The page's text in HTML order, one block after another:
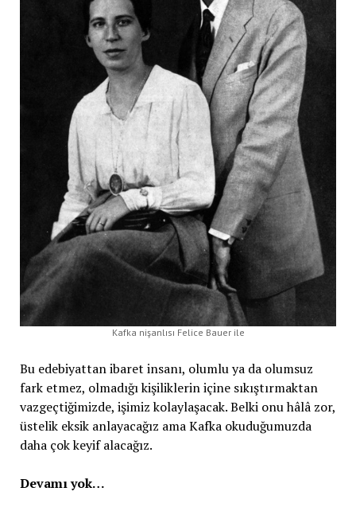
Kafka nişanlısı Felice Bauer ile
Bu edebiyattan ibaret insanı, olumlu ya da olumsuz
fark etmez, olmadığı kişiliklerin içine sıkıştırmaktan
vazgeçtiğimizde, işimiz kolaylaşacak. Belki onu hâlâ zor,
üstelik eksik anlayacağız ama Kafka okuduğumuzda
daha çok keyif alacağız.
Devamı yok…